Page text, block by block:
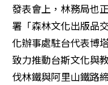
發表會上，林務局也
署「森林文化出版品
化辦事處駐台代表博
致力推動台斯文化與
伐林鐵與阿里山鐵路